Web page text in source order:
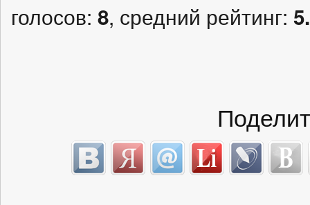
голосов: 8, средний рейтинг: